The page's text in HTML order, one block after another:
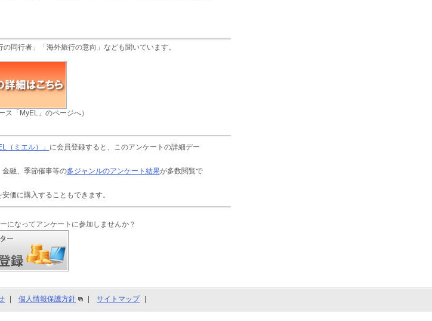
同行者」「海外旅行の意向」なども聞いています。
ス「MyEL」のページへ）
（ミエル）」 に会員登録すると、このアンケートの詳細デー
金融、季節催事等の多ジャンルのアンケート結果が多数閲覧で
安価に購入することもできます。
になってアンケートに参加しませんか？
個人情報保護方針 サイトマップ